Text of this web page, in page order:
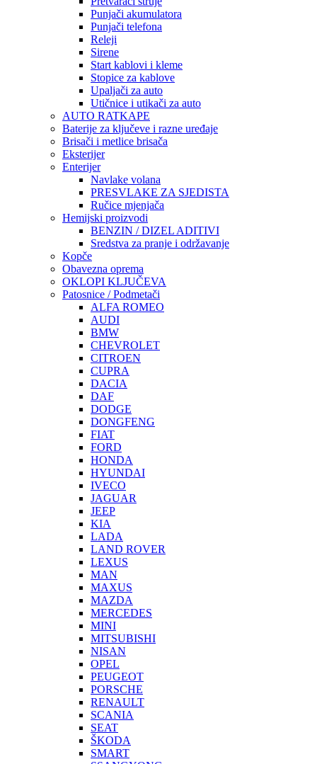
Punjači akumulatora
Punjači telefona
Releji
Sirene
Start kablovi i kleme
Stopice za kablove
Upaljači za auto
Utičnice i utikači za auto
AUTO RATKAPE
Baterije za ključeve i razne uređaje
Brisači i metlice brisača
Eksterijer
Enterijer
Navlake volana
PRESVLAKE ZA SJEDISTA
Ručice mjenjača
Hemijski proizvodi
BENZIN / DIZEL ADITIVI
Sredstva za pranje i održavanje
Kopče
Obavezna oprema
OKLOPI KLJUČEVA
Patosnice / Podmetači
ALFA ROMEO
AUDI
BMW
CHEVROLET
CITROEN
CUPRA
DACIA
DAF
DODGE
DONGFENG
FIAT
FORD
HONDA
HYUNDAI
IVECO
JAGUAR
JEEP
KIA
LADA
LAND ROVER
LEXUS
MAN
MAXUS
MAZDA
MERCEDES
MINI
MITSUBISHI
NISAN
OPEL
PEUGEOT
PORSCHE
RENAULT
SCANIA
SEAT
ŠKODA
SMART